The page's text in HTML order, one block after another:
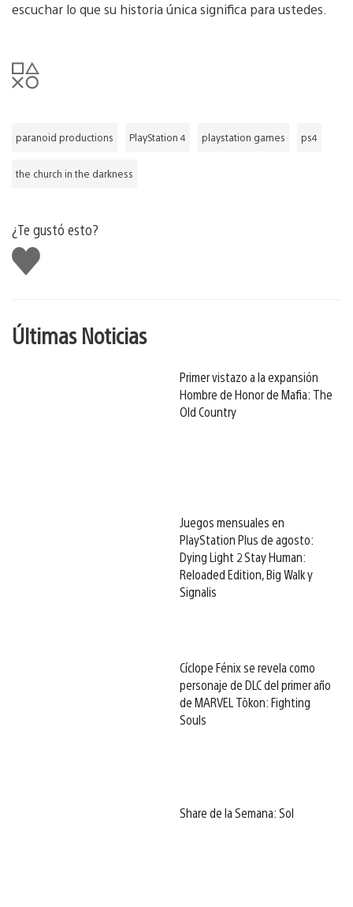
escuchar lo que su historia única significa para ustedes.
paranoid productions PlayStation 4 playstation games ps4
the church in the darkness
¿Te gustó esto?
Me
gusta
Últimas Noticias
Primer vistazo a la expansión
Hombre de Honor de Mafia: The
Old Country
Juegos mensuales en
PlayStation Plus de agosto:
Dying Light 2 Stay Human:
Reloaded Edition, Big Walk y
Signalis
Cíclope Fénix se revela como
personaje de DLC del primer año
de MARVEL Tōkon: Fighting
Souls
Share de la Semana: Sol